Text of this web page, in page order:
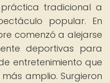
tradicional a
popular. En
comenzó a alejarse
deportivas para
entretenimiento que
amplio. Surgieron